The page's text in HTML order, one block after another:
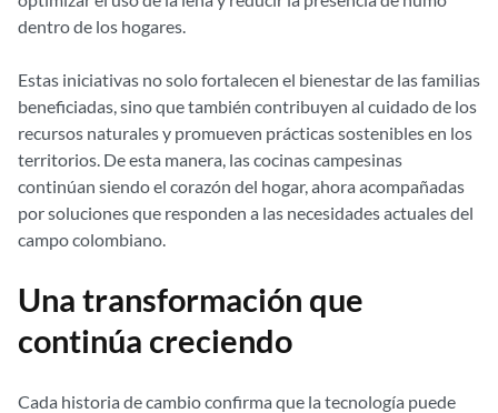
dentro de los hogares.
Estas iniciativas no solo fortalecen el bienestar de las familias
beneficiadas, sino que también contribuyen al cuidado de los
recursos naturales y promueven prácticas sostenibles en los
territorios. De esta manera, las cocinas campesinas
continúan siendo el corazón del hogar, ahora acompañadas
por soluciones que responden a las necesidades actuales del
campo colombiano.
Una transformación que
continúa creciendo
Cada historia de cambio confirma que la tecnología puede